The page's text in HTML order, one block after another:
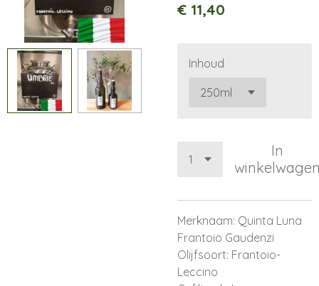
€ 11,40
Inhoud
In
Merknaam: Quinta Luna
Frantoio Gaudenzi
Olijfsoort: Frantoio-
Leccino